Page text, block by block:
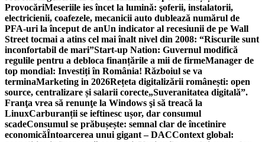
ProvocăriMeseriile ies încet la lumină: şoferii, instalatorii,
electricienii, coafezele, mecanicii auto dublează numărul de
PFA-uri la început de anUn indicator al recesiunii de pe Wall
Street tocmai a atins cel mai înalt nivel din 2008: “Riscurile sunt
inconfortabil de mari”Start-up Nation: Guvernul modifică
regulile pentru a debloca finanțările a mii de firmeManager de
top mondial: Investiți în România! Războiul se va
terminaMarketing in 2026Rețeta digitalizării românești: open
source, centralizare și salarii corecte„Suveranitatea digitală”.
Franţa vrea să renunţe la Windows şi să treacă la
LinuxCarburanții se ieftinesc ușor, dar consumul
scadeConsumul se prăbușește: semnal clar de încetinire
economicăÎntoarcerea unui gigant – DACContext global: